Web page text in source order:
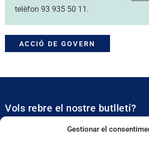
Gestionar el
telèfon 93 935 50 11.
ACCIÓ DE GOVERN
Vols rebre el nostre butlletí?